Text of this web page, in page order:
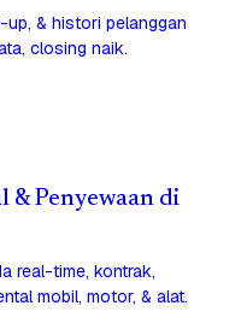
up, & histori pelanggan
closing naik.
& Penyewaan di
real-time, kontrak,
mobil, motor, & alat.